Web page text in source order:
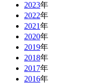
2023年
2022年
2021年
2020年
2019年
2018年
2017年
2016年